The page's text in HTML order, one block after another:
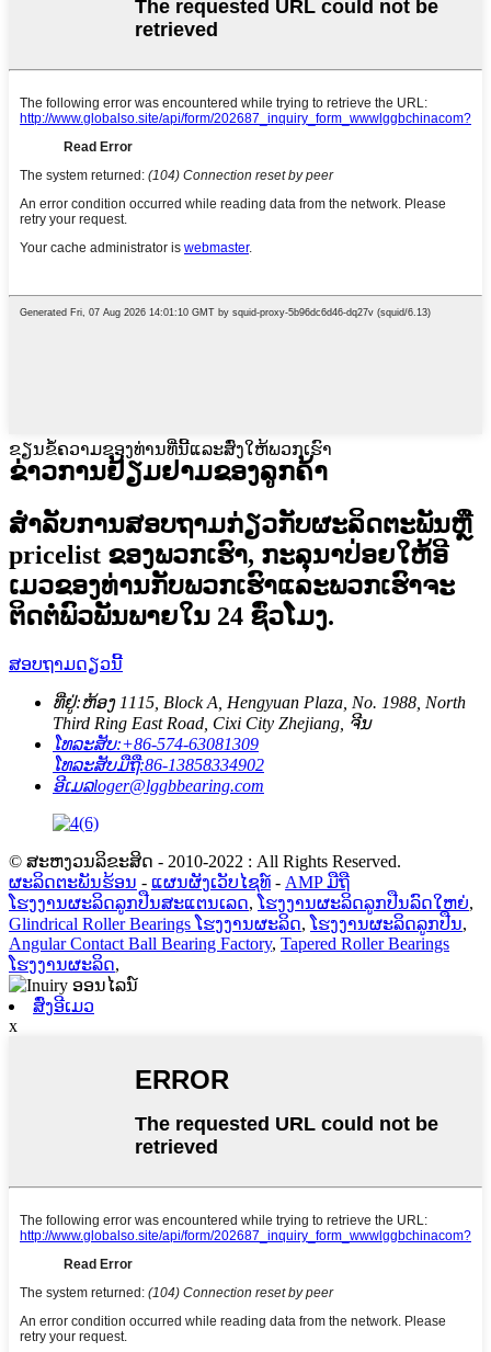
ຂຽນຂໍ້ຄວາມຂອງທ່ານທີ່ນີ້ແລະສົ່ງໃຫ້ພວກເຮົາ
ຂ່າວການຢ້ຽມຢາມຂອງລູກຄ້າ
ສໍາ​ລັບ​ການ​ສອບ​ຖາມ​ກ່ຽວ​ກັບ​ຜະ​ລິດ​ຕະ​ພັນ​ຫຼື
pricelist ຂອງ​ພວກ​ເຮົາ​, ກະ​ລຸ​ນາ​ປ່ອຍ​ໃຫ້​ອີ​
ເມວ​ຂອງ​ທ່ານ​ກັບ​ພວກ​ເຮົາ​ແລະ​ພວກ​ເຮົາ​ຈະ​
ຕິດ​ຕໍ່​ພົວ​ພັນ​ພາຍ​ໃນ 24 ຊົ່ວ​ໂມງ​.
ສອບຖາມດຽວນີ້
ທີ່ຢູ່:ຫ້ອງ 1115, Block A, Hengyuan Plaza, No. 1988, North
Third Ring East Road, Cixi City Zhejiang, ຈີນ
ໂທລະສັບ:+86-574-63081309
ໂທລະສັບມືຖື:86-13858334902
ອີເມລloger@lggbbearing.com
© ສະຫງວນລິຂະສິດ - 2010-2022 : All Rights Reserved.
ຜະລິດຕະພັນຮ້ອນ - ແຜນຜັງເວັບໄຊທ໌ - AMP ມືຖື
ໂຮງງານຜະລິດລູກປືນສະແຕນເລດ, ໂຮງງານຜະລິດລູກປືນລົດໃຫຍ່,
Glindrical Roller Bearings ໂຮງງານຜະລິດ, ໂຮງງານຜະລິດລູກປືນ,
Angular Contact Ball Bearing Factory, Tapered Roller Bearings
ໂຮງງານຜະລິດ,
ສົ່ງອີເມວ
x